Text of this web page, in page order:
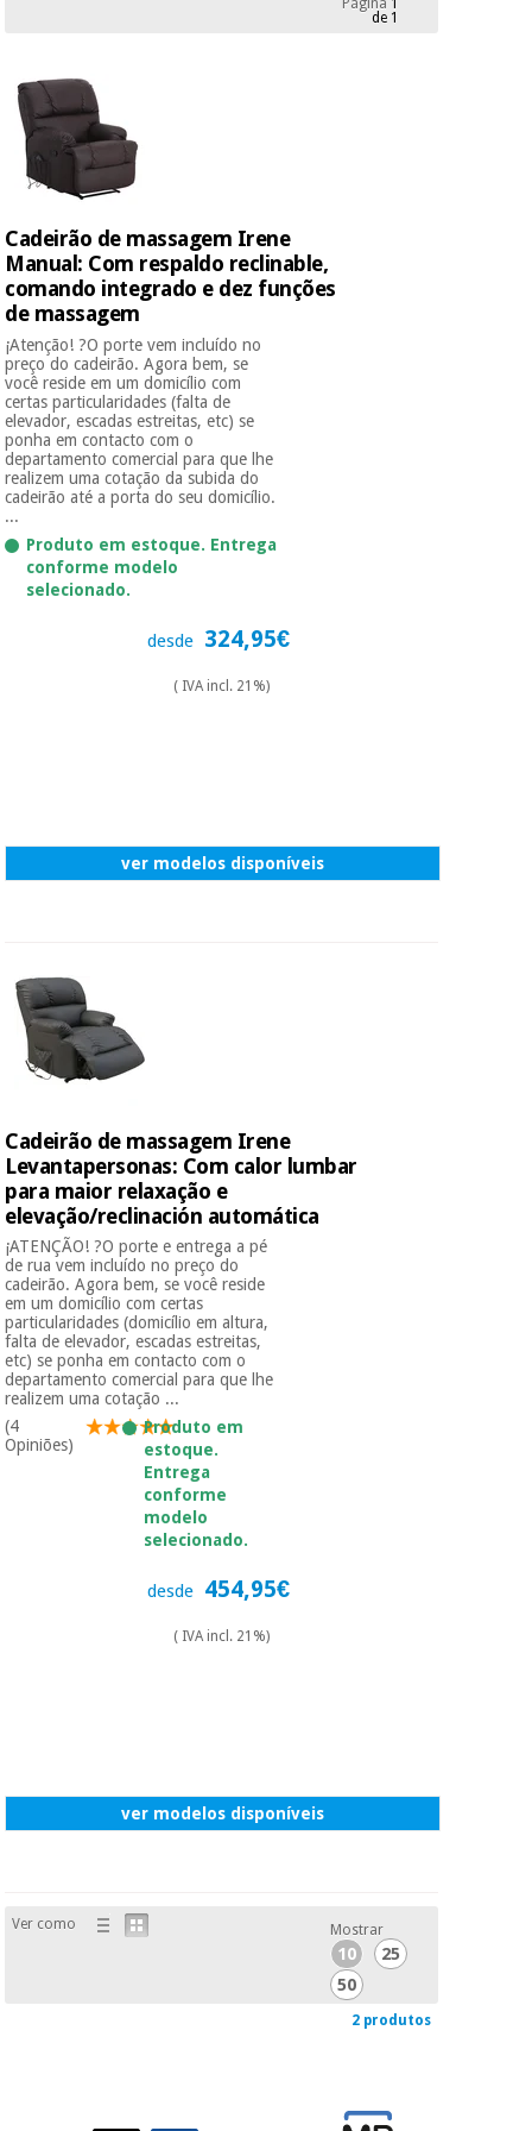
Ofertas
Outlet
Fisaude
Tech
Fisaude
Aluguer
chinesa
Mobiliário
clínico
Gabinetes
terapêuticos
Material de
essencial
para
coronavirus
Aerobic,
fitness
e
pilates
Desportos
e jogos
Instrumental
cirúrgico
Novidades
Outlet
Fisaude
Tech
Academy
Fisaude
Aluguer
sanitário
Medicina
tradicional
Mobiliário
clínico
Gabinetes
terapêuticos
Material de
proteção
essencial
para
coronavirus
Vestuário
Veterinária
Ortopedia
Instrumental
cirúrgico
(liquidação)
Página 1
de 1
Cadeirão de massagem Irene
Manual: Com respaldo reclinable,
comando integrado e dez funções
de massagem
¡Atenção! ?O porte vem incluído no
preço do cadeirão. Agora bem, se
você reside em um domicílio com
certas particularidades (falta de
elevador, escadas estreitas, etc) se
ponha em contacto com o
departamento comercial para que lhe
realizem uma cotação da subida do
cadeirão até a porta do seu domicílio.
...
Produto em estoque. Entrega
conforme modelo
selecionado.
desde 324,95€
( IVA incl. 21%)
ver modelos disponíveis
Cadeirão de massagem Irene
Levantapersonas: Com calor lumbar
para maior relaxação e
elevação/reclinación automática
¡ATENÇÃO! ?O porte e entrega a pé
de rua vem incluído no preço do
cadeirão. Agora bem, se você reside
em um domicílio com certas
particularidades (domicílio em altura,
falta de elevador, escadas estreitas,
etc) se ponha em contacto com o
departamento comercial para que lhe
realizem uma cotação ...
(4
Opiniões)
Produto em
estoque.
Entrega
conforme
modelo
selecionado.
desde 454,95€
( IVA incl. 21%)
ver modelos disponíveis
Ver como Mostrar
10
25
50
2 produtos